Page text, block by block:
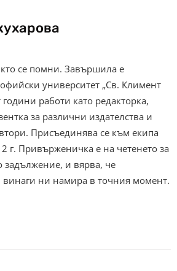
се помни. Завършила е
университет „Св. Климент
работи като редакторка,
за различни издателства и
Присъединява се към екипа
г. Привърженичка е на четенето за
задължение, и вярва, че
винаги ни намира в точния момент.